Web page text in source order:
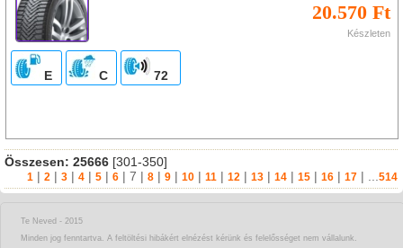
20.570 Ft
Készleten
E C 72
Összesen: 25666 [301-350]
1 | 2 | 3 | 4 | 5 | 6 | 7 | 8 | 9 | 10 | 11 | 12 | 13 | 14 | 15 | 16 | 17 | ... 514
Te Neved - 2015
Minden jog fenntartva. A feltöltési hibákért elnézést kérünk és felelősséget nem vállalunk.